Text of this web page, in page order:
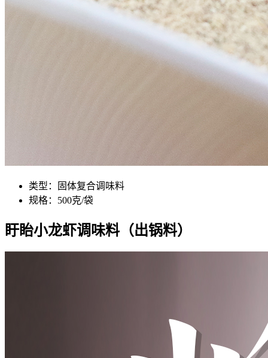
类型：固体复合调味料
规格：500克/袋
盱眙小龙虾调味料（出锅料）